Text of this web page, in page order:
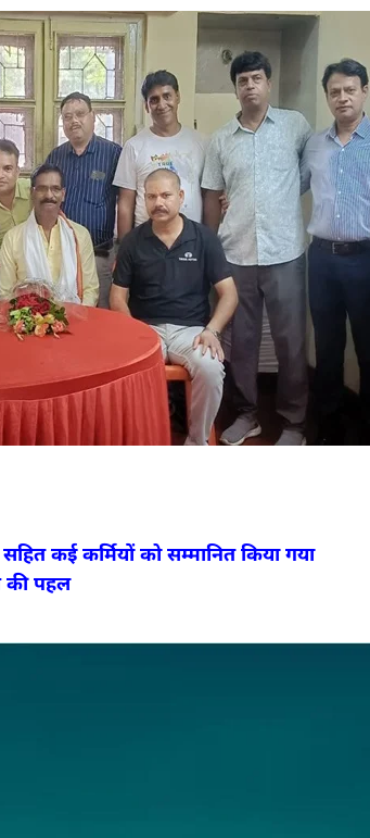
कई कर्मियों को सम्मानित किया गया
की पहल